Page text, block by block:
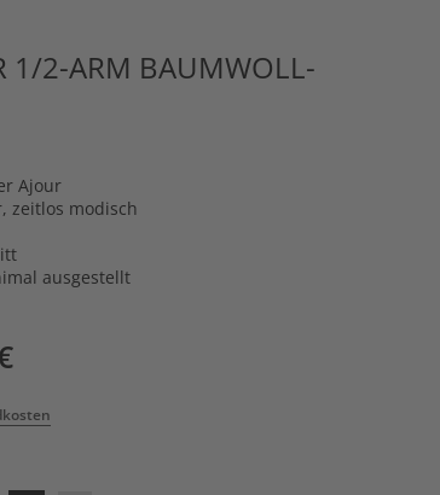
1/2-ARM BAUMWOLL-
Ajour
zeitlos modisch
ausgestellt